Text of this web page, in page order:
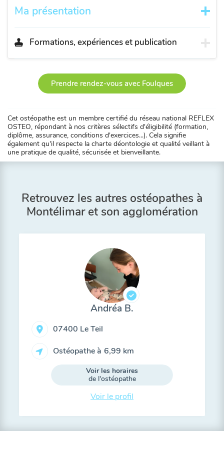
Ma présentation
Formations, expériences et publication
Prendre rendez-vous avec Foulques
Cet ostéopathe est un membre certifié du réseau national REFLEX
OSTEO, répondant à nos critères sélectifs d'éligibilité (formation,
diplôme, assurance, conditions d'exercices...). Cela signifie
également qu'il respecte la charte déontologie et qualité veillant à
une pratique de qualité, sécurisée et bienveillante.
Retrouvez les autres ostéopathes à
Montélimar et son agglomération
Andréa B.
07400 Le Teil
Ostéopathe à 6,99 km
Voir les horaires
de l'ostéopathe
Voir le profil